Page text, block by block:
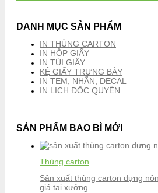
DANH MỤC SẢN PHẨM
IN THÙNG CARTON
IN HỘP GIẤY
IN TÚI GIẤY
KỆ GIẤY TRƯNG BÀY
IN TEM, NHÃN, DECAL
IN LỊCH ĐỘC QUYỀN
SẢN PHẨM BAO BÌ MỚI
Thùng carton
Sản xuất thùng carton đựng
giá tại xưởng